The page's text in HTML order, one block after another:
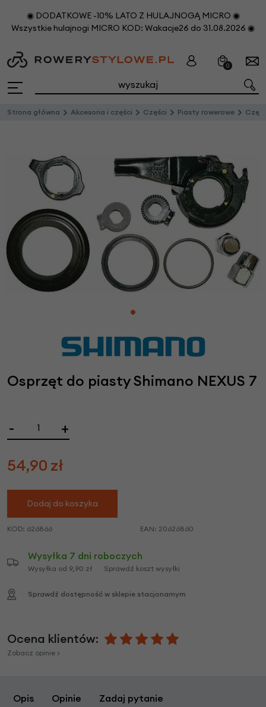
◉ DODATKOWE -10% LATO Z HULAJNOGĄ MICRO ◉
Wszystkie hulajnogi MICRO KOD: Wakacje26 do 31.08.2026 ◉
0
Strona główna Akcesoria i części Części Piasty rowerowe
Osprzęt do piasty Shimano NEXUS 7
- +
54,90 zł
Dodaj do koszyka
KOD: 626866 EAN: 20626860
Wysyłka 7 dni roboczych
Wysyłka od 9,90 zł Sprawdź koszt wysyłki
Sprawdź dostępność w sklepie stacjonarnym
Ocena klientów:
Zobacz opinie >
Opis Opinie Zadaj pytanie